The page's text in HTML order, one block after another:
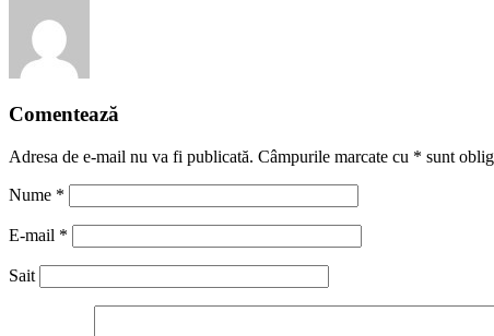
Comentează
Adresa de e-mail nu va fi publicată. Câmpurile marcate cu * sunt
Nume *
E-mail *
Sait